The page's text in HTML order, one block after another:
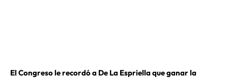
El Congreso le recordó a De La Espriella que ganar la